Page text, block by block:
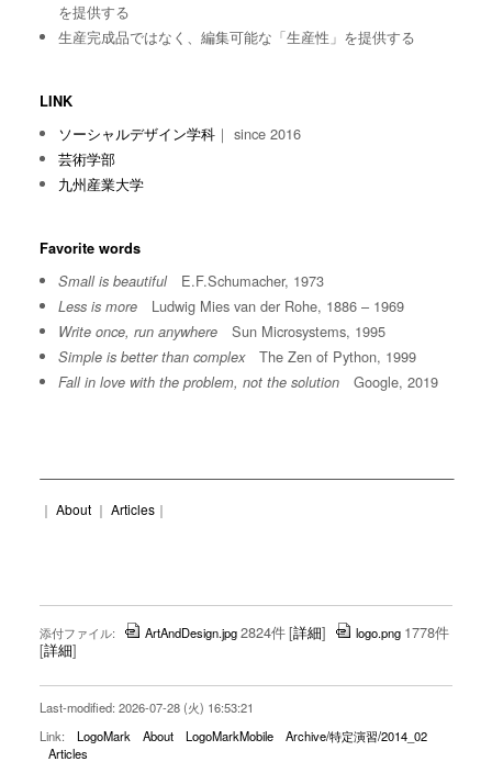
を提供する
生産完成品ではなく、編集可能な「生産性」を提供する
LINK
ソーシャルデザイン学科 ｜ since 2016
芸術学部
九州産業大学
Favorite words
Small is beautifulE.F.Schumacher, 1973
Less is more Ludwig Mies van der Rohe, 1886 – 1969
Write once, run anywhere Sun Microsystems, 1995
Simple is better than complexThe Zen of Python, 1999
Fall in love with the problem, not the solution Google, 2019
｜ About｜ Articles｜
添付ファイル: ArtAndDesign.jpg2824件[詳細] logo.png 1778件
[詳細]
Last-modified: 2026-07-28 (火) 16:53:21
Link:
LogoMark About LogoMarkMobile
Archive/特定演習/2014_02
Articles